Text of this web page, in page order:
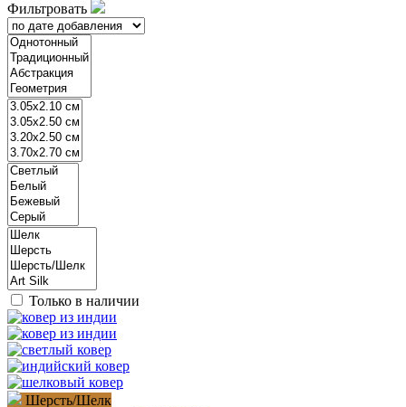
Фильтровать
Только в наличии
Шерсть/Шелк